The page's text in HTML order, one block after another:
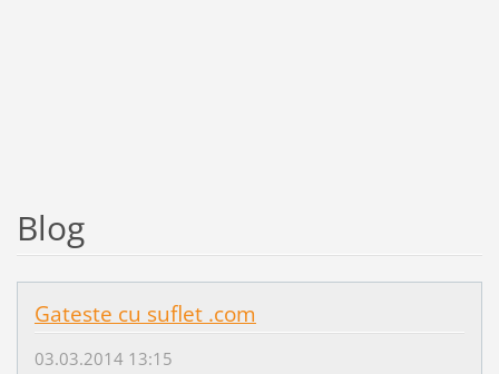
Blog
Gateste cu suflet .com
03.03.2014 13:15